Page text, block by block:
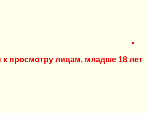
к просмотру лицам, младше 18 лет